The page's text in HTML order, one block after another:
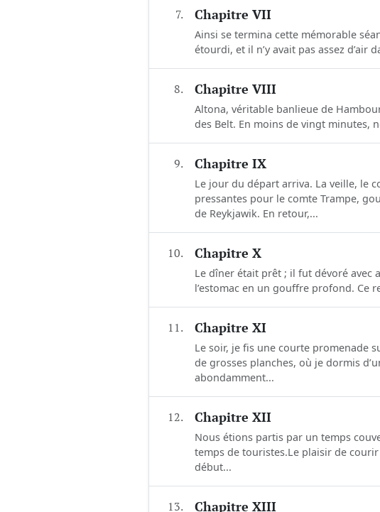
7. Chapitre VII
Ainsi se termina cette mémorable
étourdi, et il n’y avait pas assez d’air
8. Chapitre VIII
Altona, véritable banlieue de
des Belt. En moins de vingt minutes,
9. Chapitre IX
Le jour du départ arriva. La veille, le
pressantes pour le comte Trampe,
de Reykjawik. En retour,...
10. Chapitre X
Le dîner était prêt ; il fut dévoré avec
l’estomac en un gouffre profond. Ce
11. Chapitre XI
Le soir, je fis une courte promenade
de grosses planches, où je dormis
abondamment...
12. Chapitre XII
Nous étions partis par un temps
temps de touristes.Le plaisir de
début...
13. Chapitre XIII